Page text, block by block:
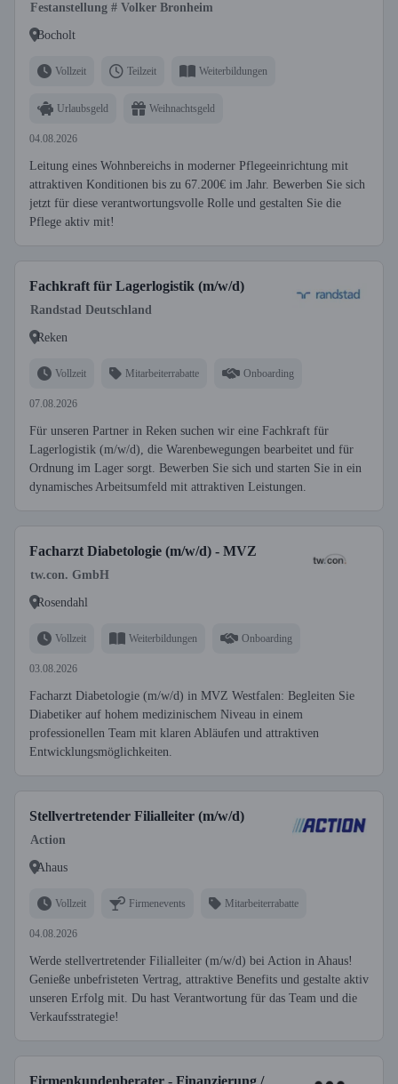
Festanstellung # Volker Bronheim
Bocholt
Vollzeit Teilzeit Weiterbildungen
Urlaubsgeld Weihnachtsgeld
04.08.2026
Leitung eines Wohnbereichs in moderner Pflegeeinrichtung mit
attraktiven Konditionen bis zu 67.200€ im Jahr. Bewerben Sie sich
jetzt für diese verantwortungsvolle Rolle und gestalten Sie die
Pflege aktiv mit!
Fachkraft für Lagerlogistik (m/w/d)
Randstad Deutschland
Reken
Vollzeit Mitarbeiterrabatte Onboarding
07.08.2026
Für unseren Partner in Reken suchen wir eine Fachkraft für
Lagerlogistik (m/w/d), die Warenbewegungen bearbeitet und für
Ordnung im Lager sorgt. Bewerben Sie sich und starten Sie in ein
dynamisches Arbeitsumfeld mit attraktiven Leistungen.
Facharzt Diabetologie (m/w/d) - MVZ
tw.con. GmbH
Rosendahl
Vollzeit Weiterbildungen Onboarding
03.08.2026
Facharzt Diabetologie (m/w/d) in MVZ Westfalen: Begleiten Sie
Diabetiker auf hohem medizinischem Niveau in einem
professionellen Team mit klaren Abläufen und attraktiven
Entwicklungsmöglichkeiten.
Stellvertretender Filialleiter (m/w/d)
Action
Ahaus
Vollzeit Firmenevents Mitarbeiterrabatte
04.08.2026
Werde stellvertretender Filialleiter (m/w/d) bei Action in Ahaus!
Genieße unbefristeten Vertrag, attraktive Benefits und gestalte aktiv
unseren Erfolg mit. Du hast Verantwortung für das Team und die
Verkaufsstrategie!
Firmenkundenberater - Finanzierung /